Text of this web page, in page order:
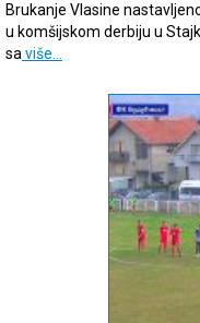
Brukanje Vlasine
u komšijskom derbiju u
sa više…